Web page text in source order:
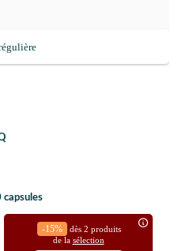
capsules
-15%
dès 2 produits
de la sélection